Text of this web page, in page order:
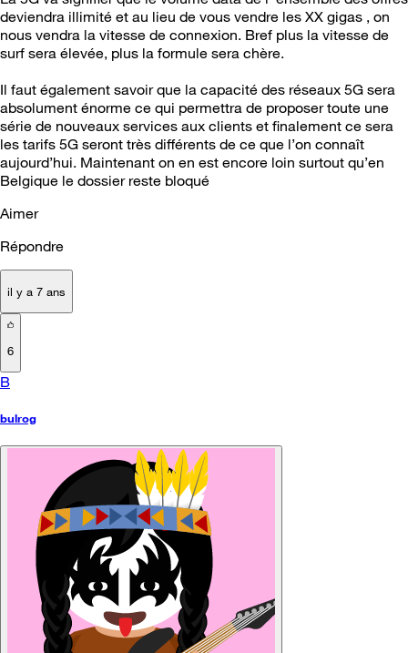
deviendra illimité et au lieu de vous vendre les XX gigas , on
nous vendra la vitesse de connexion. Bref plus la vitesse de
surf sera élevée, plus la formule sera chère.
Il faut également savoir que la capacité des réseaux 5G sera
absolument énorme ce qui permettra de proposer toute une
série de nouveaux services aux clients et finalement ce sera
les tarifs 5G seront très différents de ce que l’on connaît
aujourd’hui. Maintenant on en est encore loin surtout qu’en
Belgique le dossier reste bloqué
Aimer
Répondre
il y a 7 ans
6
B
bulrog